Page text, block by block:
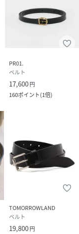
PR01.
ベルト
17,600円
160ポイント(1倍)
TOMORROWLAND
ベルト
19,800円